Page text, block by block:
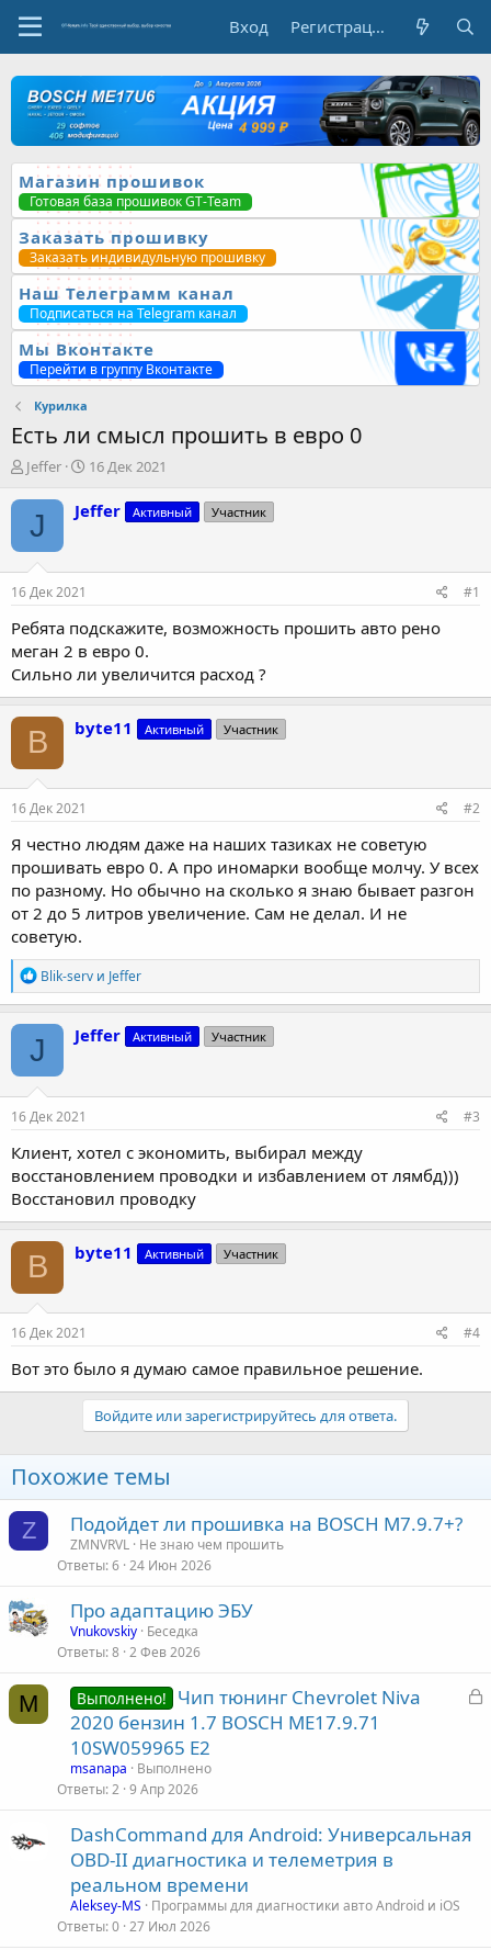
Вход Регистрация
Магазин прошивок
Готовая база прошивок GT-Team
Заказать прошивку
Заказать индивидульную прошивку
Наш Телеграмм канал
Подписаться на Telegram канал
Мы Вконтакте
Перейти в группу Вконтакте
Курилка
Есть ли смысл прошить в евро 0
А
т
м
ы
Jeffer
Д
т
л
а
16 Дек 2021
J Jeffer Активный Участник
16 Дек 2021 #1
Ребята подскажите, возможность прошить авто рено
меган 2 в евро 0.
Сильно ли увеличится расход ?
B byte11 Активный Участник
16 Дек 2021 #2
Я честно людям даже на наших тазиках не советую
прошивать евро 0. А про иномарки вообще молчу. У всех
по разному. Но обычно на сколько я знаю бывает разгон
от 2 до 5 литров увеличение. Сам не делал. И не
советую.
Р
е
а
к
ц
и
и
:
Blik-serv и Jeffer
J Jeffer Активный Участник
16 Дек 2021 #3
Клиент, хотел с экономить, выбирал между
восстановлением проводки и избавлением от лямбд)))
Восстановил проводку
B byte11 Активный Участник
16 Дек 2021 #4
Вот это было я думаю самое правильное решение.
Войдите или зарегистрируйтесь для ответа.
Похожие темы
Z Подойдет ли прошивка на BOSCH M7.9.7+?
ZMNVRVL Не знаю чем прошить
Ответы 6 24 Июн 2026
Про адаптацию ЭБУ
Vnukovskiy Беседка
Ответы 8 2 Фев 2026
M
З
Выполнено!
Чип тюнинг Chevrolet Niva
2020 бензин 1.7 BOSCH ME17.9.71
10SW059965 E2
msanapa
Выполнено
Ответы 2 9 Апр 2026
DashCommand для Android: Универсальная
OBD-II диагностика и телеметрия в
реальном времени
Aleksey-MS
Программы для диагностики авто Android и iOS
Ответы 0 27 Июл 2026